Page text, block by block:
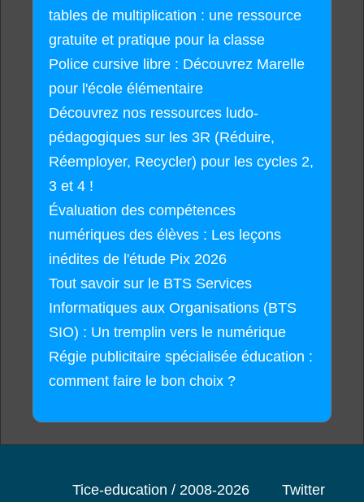
tables de multiplication : une ressource
gratuite et pratique pour la classe
Police cursive libre : Découvrez Marelle
pour l'école élémentaire
Découvrez nos ressources ludo-
pédagogiques sur les 3R (Réduire,
Réemployer, Recycler) pour les cycles 2,
3 et 4 !
Évaluation des compétences
numériques des élèves : Les leçons
inédites de l'étude Pix 2026
Tout savoir sur le BTS Services
Informatiques aux Organisations (BTS
SIO) : Un tremplin vers le numérique
Régie publicitaire spécialisée éducation :
comment faire le bon choix ?
Tice-education / 2008-2026 Twitter